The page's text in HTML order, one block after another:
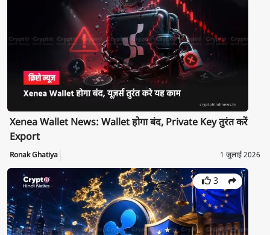
Xenea Wallet News: Wallet होगा बंद, Private Key तुरंत करें
Export
Ronak Ghatiya 1 जुलाई 2026
3